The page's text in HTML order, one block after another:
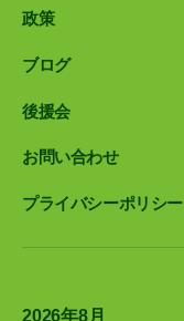
政策
ブログ
後援会
お問い合わせ
プライバシーポリシー
2026年8月